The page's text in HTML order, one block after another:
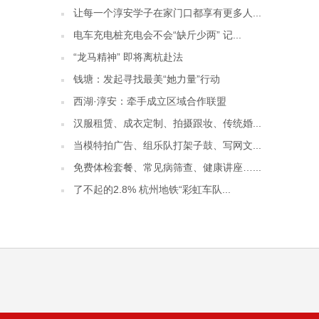
让每一个淳安学子在家门口都享有更多人...
电车充电桩充电会不会“缺斤少两” 记...
“龙马精神” 即将离杭赴法
钱塘：发起寻找最美“她力量”行动
西湖·淳安：牵手成立区域合作联盟
汉服租赁、成衣定制、拍摄跟妆、传统婚...
当模特拍广告、组乐队打架子鼓、写网文...
免费体检套餐、常见病筛查、健康讲座…...
了不起的2.8% 杭州地铁“彩虹车队...